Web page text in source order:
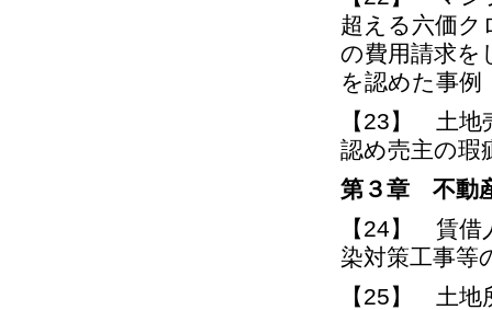
超える六価ク
の費用請求を
を認めた事例
【23】 土地
認め売主の瑕
第３章 不動
【24】 賃借
染対策工事等
【25】 土地